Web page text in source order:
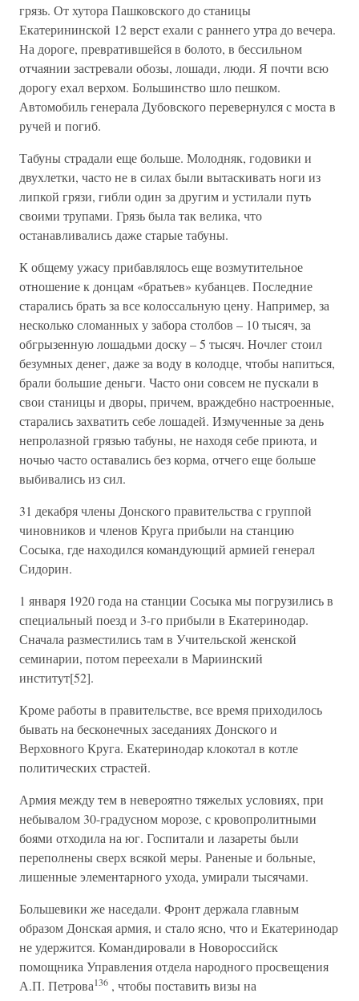
грязь. От хутора Пашковского до станицы
Екатерининской 12 верст ехали с раннего утра до вечера.
На дороге, превратившейся в болото, в бессильном
отчаянии застревали обозы, лошади, люди. Я почти всю
дорогу ехал верхом. Большинство шло пешком.
Автомобиль генерала Дубовского перевернулся с моста в
ручей и погиб.
Табуны страдали еще больше. Молодняк, годовики и
двухлетки, часто не в силах были вытаскивать ноги из
липкой грязи, гибли один за другим и устилали путь
своими трупами. Грязь была так велика, что
останавливались даже старые табуны.
К общему ужасу прибавлялось еще возмутительное
отношение к донцам «братьев» кубанцев. Последние
старались брать за все колоссальную цену. Например, за
несколько сломанных у забора столбов – 10 тысяч, за
обгрызенную лошадьми доску – 5 тысяч. Ночлег стоил
безумных денег, даже за воду в колодце, чтобы напиться,
брали большие деньги. Часто они совсем не пускали в
свои станицы и дворы, причем, враждебно настроенные,
старались захватить себе лошадей. Измученные за день
непролазной грязью табуны, не находя себе приюта, и
ночью часто оставались без корма, отчего еще больше
выбивались из сил.
31 декабря члены Донского правительства с группой
чиновников и членов Круга прибыли на станцию
Сосыка, где находился командующий армией генерал
Сидорин.
1 января 1920 года на станции Сосыка мы погрузились в
специальный поезд и 3-го прибыли в Екатеринодар.
Сначала разместились там в Учительской женской
семинарии, потом переехали в Мариинский
институт[52].
Кроме работы в правительстве, все время приходилось
бывать на бесконечных заседаниях Донского и
Верховного Круга. Екатеринодар клокотал в котле
политических страстей.
Армия между тем в невероятно тяжелых условиях, при
небывалом 30-градусном морозе, с кровопролитными
боями отходила на юг. Госпитали и лазареты были
переполнены сверх всякой меры. Раненые и больные,
лишенные элементарного ухода, умирали тысячами.
Большевики же наседали. Фронт держала главным
образом Донская армия, и стало ясно, что и Екатеринодар
не удержится. Командировали в Новороссийск
помощника Управления отдела народного просвещения
А.П. Петрова136 , чтобы поставить визы на